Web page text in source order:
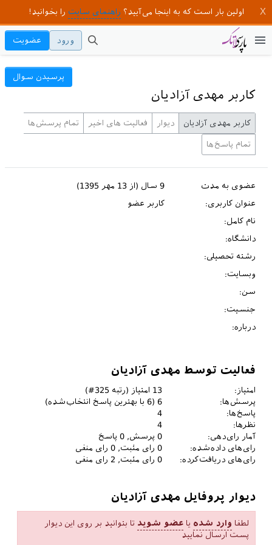
اولین بار است که به اینجا می‌آیید؟ راهنمای سایت را بخوانید!
ورود عضویت
کاربر مهدی آزادیان
پرسیدن سوال
کاربر مهدی آزادیان دیوار فعالیت های اخیر تمام پرسش‌ها
تمام پاسخ‌ها
عضوی به مدت
9 سال (از 13 مهر 1395)
عنوان کاربری:
کاربر عضو
نام کامل:
دانشگاه:
رشته تحصیلی:
وبسایت:
سن:
جنسیت:
درباره:
فعالیت توسط مهدی آزادیان
امتیاز: 13 امتیاز (رتبه 325
#)
پرسش‌ها:
6
(
6 با بهترین پاسخ انتخاب‌شده)
پاسخ‌ها:
4
نظرها:
4
آمار رای‌دهی:
0 پرسش,0 پاسخ
رای‌های داده‌شده:
0 رای مثبت,0 رای منفی
رای‌های دریافت‌کرده:
0 رای مثبت, 2 رای منفی
دیوار پروفایل مهدی آزادیان
لطفا وارد شده یاعضو شوید تا بتوانید بر روی این دیوار
پست ارسال نمایید